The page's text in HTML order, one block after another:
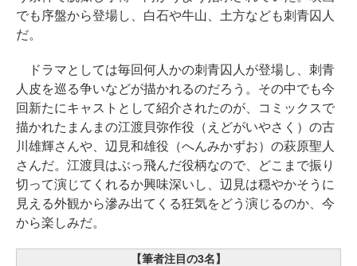
でも序盤から登場し、白石や牛山、土方なども刺青囚人
だ。
ドラマとしては毎回何人かの刺青囚人が登場し、刺青
人皮を巡る争いなどが描かれるのだろう。その中でも今
回新たにキャストとして紹介されたのが、コミックスで
描かれたまんまの江渡貝弥作役（えどがいやさく）の古
川雄輝さんや、辺見和雄役（へんみかずお）の萩原聖人
さんだ。江渡貝はぶっ飛んだ役柄なので、どこまで振り
切って演じてくれるか興味深いし、辺見は穏やかそうに
見える外観から滲み出てくる狂気をどう演じるのか、今
から楽しみだ。
【筆者注目の3名】